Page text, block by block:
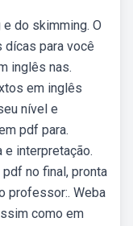
do skimming. O
dícas para você
inglês nas.
em inglês
nível e
pdf para.
interpretação.
no final, pronta
professor:. Weba
como em